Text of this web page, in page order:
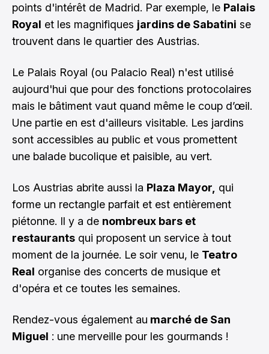
points d'intérêt de Madrid. Par exemple, le Palais
Royal et les magnifiques jardins de Sabatini se
trouvent dans le quartier des Austrias.
Le Palais Royal (ou Palacio Real) n'est utilisé
aujourd'hui que pour des fonctions protocolaires
mais le bâtiment vaut quand même le coup d’œil.
Une partie en est d'ailleurs visitable. Les jardins
sont accessibles au public et vous promettent
une balade bucolique et paisible, au vert.
Los Austrias abrite aussi la Plaza Mayor, qui
forme un rectangle parfait et est entièrement
piétonne. Il y a de nombreux bars et
restaurants qui proposent un service à tout
moment de la journée. Le soir venu, le Teatro
Real organise des concerts de musique et
d'opéra et ce toutes les semaines.
Rendez-vous également au marché de San
Miguel : une merveille pour les gourmands !